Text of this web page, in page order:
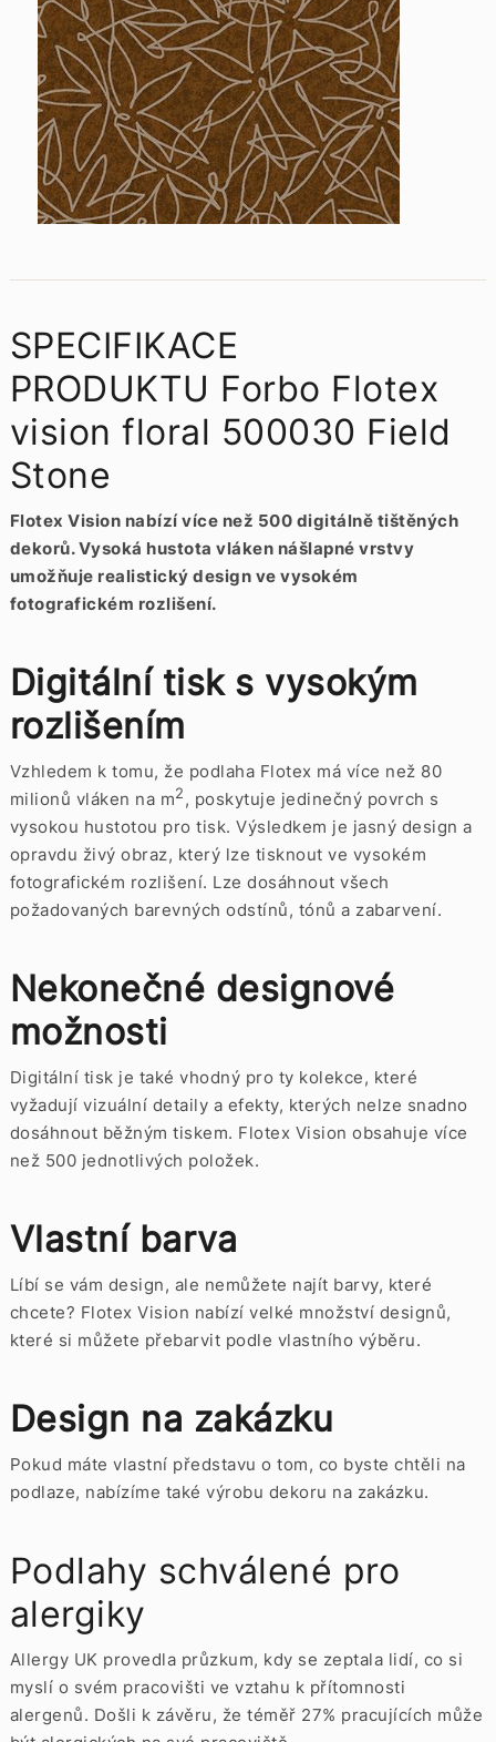
SPECIFIKACE
PRODUKTU Forbo Flotex
vision floral 500030 Field
Stone
Flotex Vision nabízí více než 500 digitálně tištěných
dekorů. Vysoká hustota vláken nášlapné vrstvy
umožňuje realistický design ve vysokém
fotografickém rozlišení.
Digitální tisk s vysokým
rozlišením
Vzhledem k tomu, že podlaha Flotex má více než 80
milionů vláken na m2 , poskytuje jedinečný povrch s
vysokou hustotou pro tisk. Výsledkem je jasný design a
opravdu živý obraz, který lze tisknout ve vysokém
fotografickém rozlišení. Lze dosáhnout všech
požadovaných barevných odstínů, tónů a zabarvení.
Nekonečné designové
možnosti
Digitální tisk je také vhodný pro ty kolekce, které
vyžadují vizuální detaily a efekty, kterých nelze snadno
dosáhnout běžným tiskem. Flotex Vision obsahuje více
než 500 jednotlivých položek.
Vlastní barva
Líbí se vám design, ale nemůžete najít barvy, které
chcete? Flotex Vision nabízí velké množství designů,
které si můžete přebarvit podle vlastního výběru.
Design na zakázku
Pokud máte vlastní představu o tom, co byste chtěli na
podlaze, nabízíme také výrobu dekoru na zakázku.
Podlahy schválené pro
alergiky
Allergy UK provedla průzkum, kdy se zeptala lidí, co si
myslí o svém pracovišti ve vztahu k přítomnosti
alergenů. Došli k závěru, že téměř 27% pracujících může